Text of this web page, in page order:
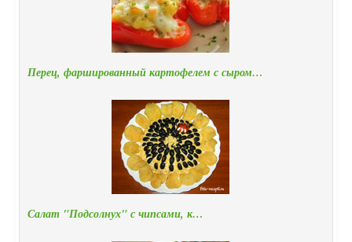
Перец, фаршированный картофелем с сыром…
Салат "Подсолнух" с чипсами, к…